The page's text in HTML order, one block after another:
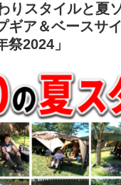
りスタイルと夏
ギア＆ベースサ
2024」